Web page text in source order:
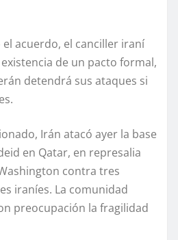
acuerdo, el canciller iraní
de un pacto formal,
detendrá sus ataques si
Irán atacó ayer la base
en Qatar, en represalia
contra tres
iraníes. La comunidad
preocupación la fragilidad